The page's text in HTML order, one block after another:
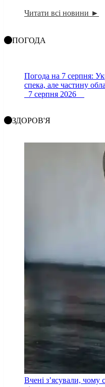
Читати всі новини ►
ПОГОДА
Погода на 7 серпня:
спека, але частину
7 серпня 2026
ЗДОРОВ'Я
Вчені з’ясували, чому